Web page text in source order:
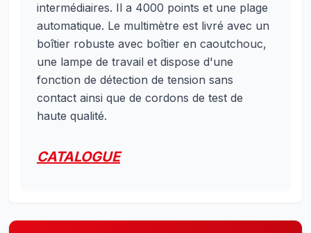
intermédiaires. Il a 4000 points et une plage
automatique. Le multimètre est livré avec un
boîtier robuste avec boîtier en caoutchouc,
une lampe de travail et dispose d'une
fonction de détection de tension sans
contact ainsi que de cordons de test de
haute qualité.
CATALOGUE